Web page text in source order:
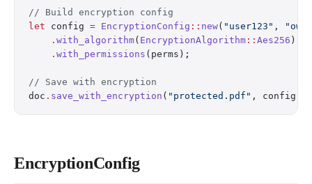
// Build encryption config
let config = EncryptionConfig :: new( "user123" ,
    .
with_algorithm( EncryptionAlgorithm :: Aes256 )
    .
with_permissions (perms);
// Save with encryption
doc . save_with_encryption ( "protected.pdf" , config)
EncryptionConfig